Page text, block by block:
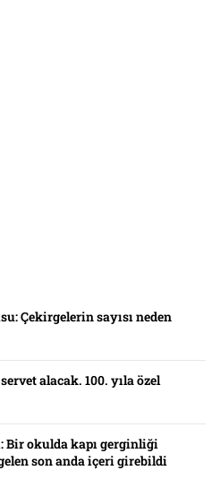
Çekirgelerin sayısı neden
alacak. 100. yıla özel
Bir okulda kapı gerginliği
son anda içeri girebildi